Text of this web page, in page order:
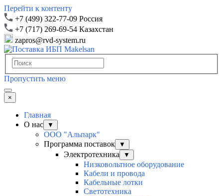
Перейти к контенту
+7 (499) 322-77-09 Россия
+7 (717) 269-69-54 Казахстан
zapros@rvd-system.ru
Пропустить меню
×
Главная
О нас
▼
ООО "Альпарк"
Программа поставок
▼
Электротехника ▼
Низковольтное оборудование
Кабели и провода
Кабельные лотки
Светотехника